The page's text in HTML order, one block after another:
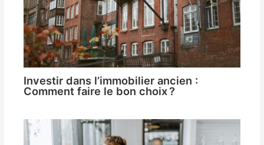
Investir dans l’immobilier ancien :
Comment faire le bon choix ?